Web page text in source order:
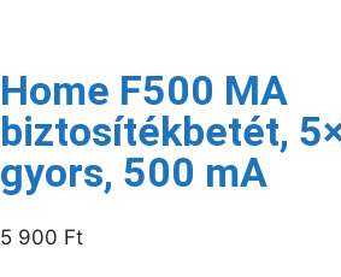
Home F500 MA
biztosítékbetét,
gyors, 500 mA
5 900 Ft